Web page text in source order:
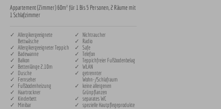
Appartement (Zimmer) 60m² für 1 Bis 5 Personen, 2 Räume mit
1 Schlafzimmer
✓ Allergikergeeignete
Bettwäsche
✓ Allergikergeeigneter Teppich
✓ Badewanne
✓ Balkon
✓ Bettenlänge 2.10m
✓ Dusche
✓ Fernseher
✓ Fußbodenheizung
✓ Haartrockner
✓ Kinderbett
✓ Minibar
✓ Nichtraucher
✓ Radio
✓ Safe
✓ Telefon
✓ Teppichfreier Fußbodenbelag
✓ WLAN
✓ getrennter
Wohn-/Schlafraum
✓ keine allergenen
Grünpflanzen
✓ separates WC
✓ spezielle Hautpflegeprodukte